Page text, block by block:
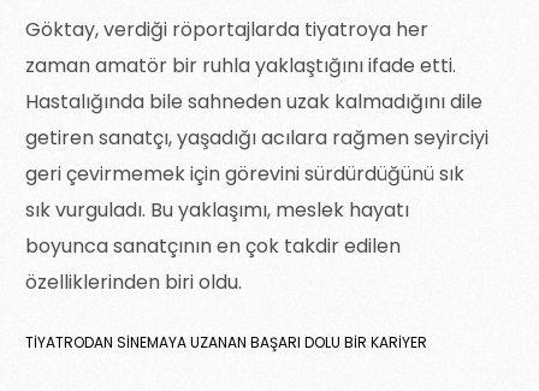
Göktay, verdiği röportajlarda tiyatroya her
zaman amatör bir ruhla yaklaştığını ifade etti.
Hastalığında bile sahneden uzak kalmadığını dile
getiren sanatçı, yaşadığı acılara rağmen seyirciyi
geri çevirmemek için görevini sürdürdüğünü sık
sık vurguladı. Bu yaklaşımı, meslek hayatı
boyunca sanatçının en çok takdir edilen
özelliklerinden biri oldu.
TIYATRODAN SINEMAYA UZANAN BAŞARI DOLU BIR KARIYER